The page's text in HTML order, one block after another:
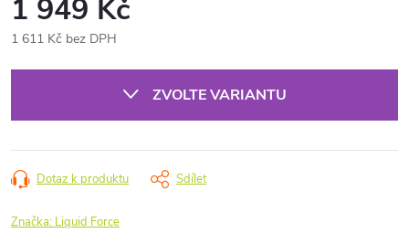
1 949 Kč
1 611 Kč bez DPH
ZVOLTE VARIANTU
Dotaz k produktu Sdílet
Značka: Liquid Force